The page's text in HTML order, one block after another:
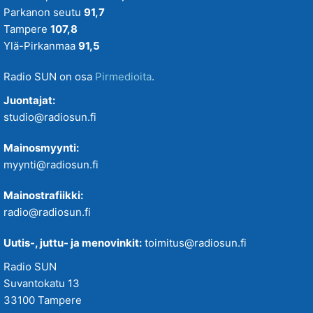
Parkanon seutu 91,7
Tampere 107,8
Ylä-Pirkanmaa 91,5
Radio SUN on osa Pirmedioita.
Juontajat:
studio@radiosun.fi
Mainosmyynti:
myynti@radiosun.fi
Mainostrafiikki:
radio@radiosun.fi
Uutis-, juttu- ja menovinkit: toimitus@radiosun.fi
Radio SUN
Suvantokatu 13
33100 Tampere